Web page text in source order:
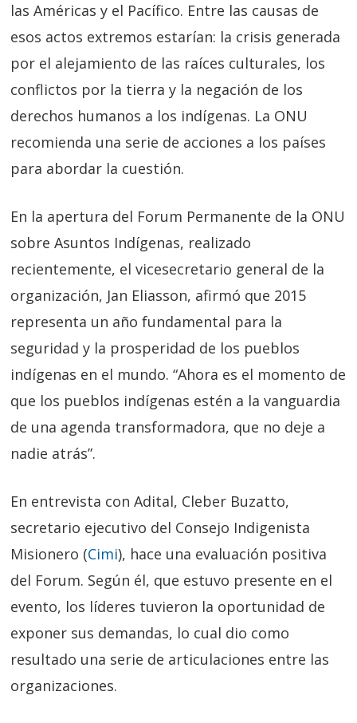
las Américas y el Pacífico. Entre las causas de
esos actos extremos estarían: la crisis generada
por el alejamiento de las raíces culturales, los
conflictos por la tierra y la negación de los
derechos humanos a los indígenas. La ONU
recomienda una serie de acciones a los países
para abordar la cuestión.
En la apertura del Forum Permanente de la ONU
sobre Asuntos Indígenas, realizado
recientemente, el vicesecretario general de la
organización, Jan Eliasson, afirmó que 2015
representa un año fundamental para la
seguridad y la prosperidad de los pueblos
indígenas en el mundo. “Ahora es el momento de
que los pueblos indígenas estén a la vanguardia
de una agenda transformadora, que no deje a
nadie atrás”.
En entrevista con Adital, Cleber Buzatto,
secretario ejecutivo del Consejo Indigenista
Misionero (Cimi), hace una evaluación positiva
del Forum. Según él, que estuvo presente en el
evento, los líderes tuvieron la oportunidad de
exponer sus demandas, lo cual dio como
resultado una serie de articulaciones entre las
organizaciones.